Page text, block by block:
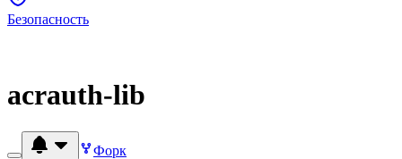
Безопасность
acrauth-lib
Форк